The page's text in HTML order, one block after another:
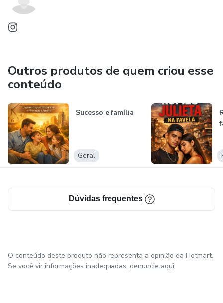
Outros produtos de quem criou esse
conteúdo
Sucesso e família
Geral
Dúvidas frequentes
O conteúdo deste produto não representa a opinião da Hotmart.
Se você vir informações inadequadas, denuncie aqui